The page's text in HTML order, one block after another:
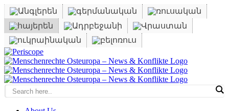
Skip
to
content
Periscope Facebook
XYouTube
Instagram
Vk
Email